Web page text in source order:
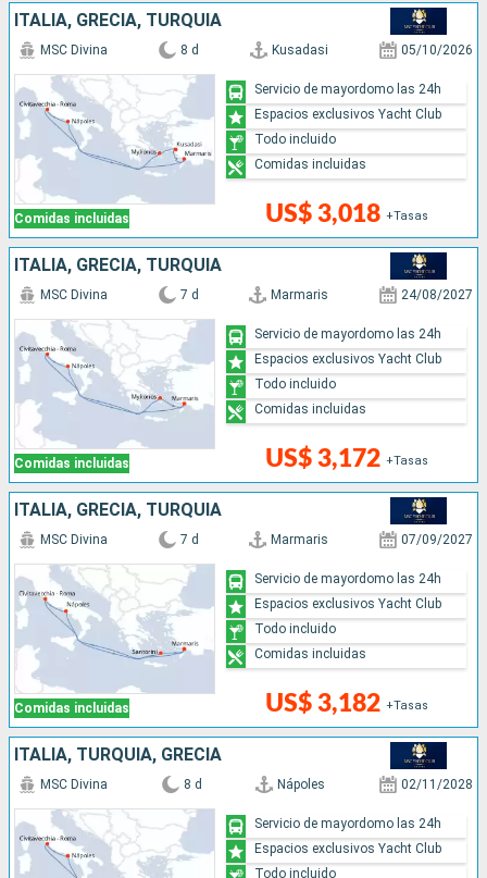
ITALIA, GRECIA, TURQUÍA
Comidas incluidas
MSC Divina 8 d Kusadasi 05/10/2026
US$ 3,018 +Tasas
Servicio de mayordomo las 24h
Espacios exclusivos Yacht Club
Todo incluido
Comidas incluidas
ITALIA, GRECIA, TURQUÍA
Comidas incluidas
MSC Divina 7 d Marmaris 24/08/2027
US$ 3,172 +Tasas
Servicio de mayordomo las 24h
Espacios exclusivos Yacht Club
Todo incluido
Comidas incluidas
ITALIA, GRECIA, TURQUÍA
Comidas incluidas
MSC Divina 7 d Marmaris 07/09/2027
US$ 3,182 +Tasas
Servicio de mayordomo las 24h
Espacios exclusivos Yacht Club
Todo incluido
Comidas incluidas
ITALIA, TURQUÍA, GRECIA
MSC Divina 8 d Nápoles 02/11/2028
Servicio de mayordomo las 24h
Espacios exclusivos Yacht Club
Todo incluido